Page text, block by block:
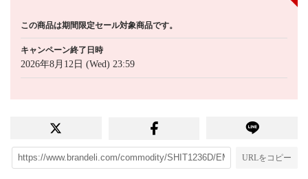
この商品は期間限定セール対象商品です。
キャンペーン終了日時
2026年8月12日 (Wed) 23:59
URLをコピー